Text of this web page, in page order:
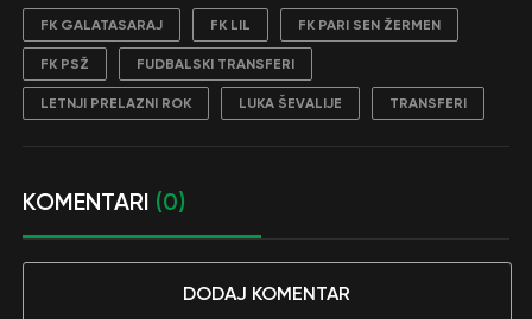
FK GALATASARAJ FK LIL FK PARI SEN ŽERMEN
FK PSŽ FUDBALSKI TRANSFERI
LETNJI PRELAZNI ROK LUKA ŠEVALIJE TRANSFERI
KOMENTARI (0)
DODAJ KOMENTAR